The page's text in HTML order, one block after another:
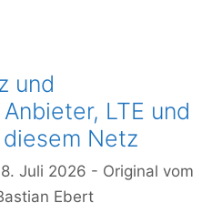
und
LTE und
Netz
8. Juli 2026
Ebert